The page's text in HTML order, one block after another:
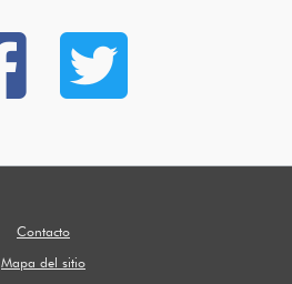
Contacto
Mapa del sitio